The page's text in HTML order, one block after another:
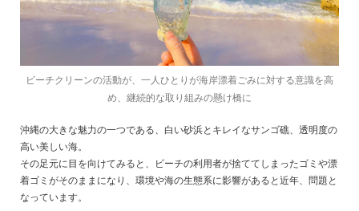
ビーチクリーンの活動が、一人ひとりが海岸漂着ごみに対する意識を高
め、継続的な取り組みの懸け橋に
沖縄の大きな魅力の一つである、白い砂浜とキレイなサンゴ礁、透明度の
高い美しい海。
その足元に目を向けてみると、ビーチの利用者が捨ててしまったゴミや漂
着ゴミがそのままになり、環境や海の生態系に影響があると近年、問題と
なっています。